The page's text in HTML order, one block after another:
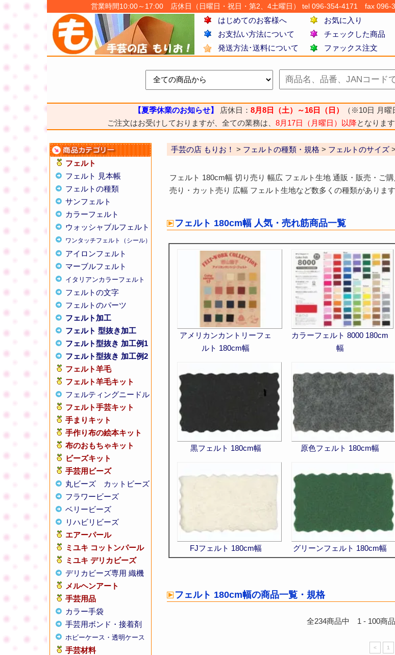
営業時間10:00～17:00 店休日（日曜日・祝日・第2、4土曜日） tel 096-354-4171 fax 096-
はじめてのお客様へ お気に入り
お支払い方法について チェックした商品
発送方法･送料について
ファックス注文
【夏季休業のお知らせ】 店休日： 8月8日（土）～16日（日） （※10日 月
ご注文はお受けしておりますが、全ての業務は、 8月17日（月曜日）以降となりま
フェルト
フェルト 見本帳
フェルトの種類
サンフェルト
カラーフェルト
ウォッシャブルフェルト
ワンタッチフェルト（シール）
アイロンフェルト
マーブルフェルト
イタリアンカラーフェルト
フェルトの文字
フェルトのパーツ
フェルト加工
フェルト 型抜き加工
フェルト型抜き 加工例1
フェルト型抜き 加工例2
フェルト羊毛
フェルト羊毛キット
フェルティングニードル
フェルト手芸キット
手まりキット
手作り布の絵本キット
布のおもちゃキット
ビーズキット
手芸用ビーズ
丸ビーズ
カットビーズ
フラワービーズ
ベリービーズ
リハビリビーズ
エアーパール
ミユキ コットンパール
ミユキ デリカビーズ
デリカビーズ専用 織機
メルヘンアート
手芸用品
カラー手袋
手芸用ボンド・接着剤
ホビーケース・透明ケース
手芸材料
手芸の店 もりお！ > フェルトの種類・規格 > フェルトのサイズ >
フェルト 180cm幅 切り売り 幅広 フェルト生地 通販・販売・ご
売り・カット売り 広幅 フェルト生地など数多くの種類がありま
フェルト 180cm幅 人気・売れ筋商品一覧
アメリカンカントリーフェ
ルト 180cm幅
カラーフェルト 8000 180cm
幅
黒フェルト 180cm幅 原色フェルト 180cm幅
FJフェルト 180cm幅 グリーンフェルト 180cm幅
フェルト 180cm幅の商品一覧・規格
全234商品中 1 - 100商
< 1